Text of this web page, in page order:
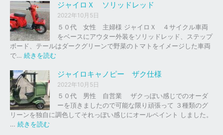
ャ
イ
ロ
以
外
の
イ
ク
車
下
ジャイロＸ ソリッドレッド
2022年10月5日
５０代 女性 主婦様 ジャイロＸ ４サイクル車両
をベースにアウター外装をソリッドレッド、ステップ
ボード、テールはダークグリーンで野菜のトマトをイメージした車両
で… 続きを読む
ャ
イ
ロ
ジャイロキャノピー ザク仕様
2022年10月5日
５０代 男性 自営業 ザクっぽい感じでのオーダ
ーを頂きましたので可能な限り頑張って ３種類のグ
リーンを独自に調色してそれっぽい感じにオールペイント しました。
… 続きを読む